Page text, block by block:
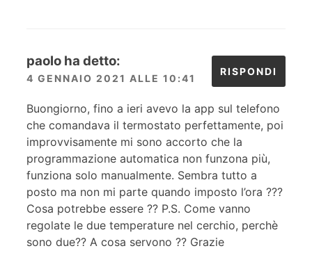
paolo ha detto:
4 GENNAIO 2021 ALLE 10:41
Buongiorno, fino a ieri avevo la app sul telefono
che comandava il termostato perfettamente, poi
improvvisamente mi sono accorto che la
programmazione automatica non funzona più,
funziona solo manualmente. Sembra tutto a
posto ma non mi parte quando imposto l’ora ???
Cosa potrebbe essere ?? P.S. Come vanno
regolate le due temperature nel cerchio, perchè
sono due?? A cosa servono ?? Grazie
RISPONDI